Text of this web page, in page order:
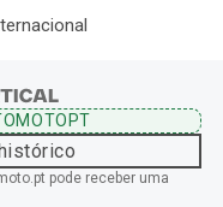
pode receber uma